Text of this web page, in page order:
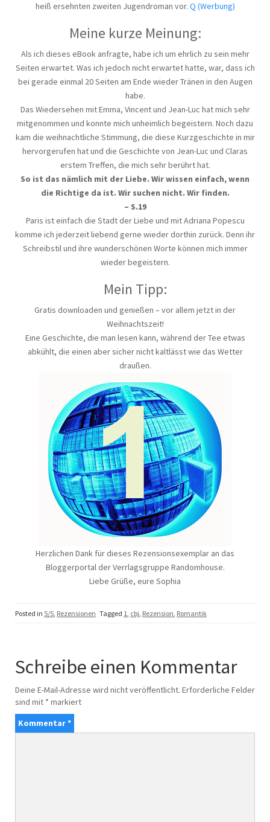
heiß ersehnten zweiten Jugendroman vor. Q (Werbung)
Meine kurze Meinung:
Als ich dieses eBook anfragte, habe ich um ehrlich zu sein mehr
Seiten erwartet. Was ich jedoch nicht erwartet hatte, war, dass ich
bei gerade einmal 20 Seiten am Ende wieder Tränen in den Augen
habe.
Das Wiedersehen mit Emma, Vincent und Jean-Luc hat mich sehr
mitgenommen und konnte mich unheimlich begeistern. Noch dazu
kam die weihnachtliche Stimmung, die diese Kurzgeschichte in mir
hervorgerufen hat und die Geschichte von Jean-Luc und Claras
erstem Treffen, die mich sehr berührt hat.
So ist das nämlich mit der Liebe. Wir wissen einfach, wenn
die Richtige da ist. Wir suchen nicht. Wir finden.
– S.19
Paris ist einfach die Stadt der Liebe und mit Adriana Popescu
komme ich jederzeit liebend gerne wieder dorthin zurück. Denn ihr
Schreibstil und ihre wunderschönen Worte können mich immer
wieder begeistern.
Mein Tipp:
Gratis downloaden und genießen – vor allem jetzt in der
Weihnachtszeit!
Eine Geschichte, die man lesen kann, während der Tee etwas
abkühlt, die einen aber sicher nicht kaltlässt wie das Wetter
draußen.
Herzlichen Dank für dieses Rezensionsexemplar an das
Bloggerportal der Verrlagsgruppe Randomhouse.
Liebe Grüße, eure Sophia
Posted in 5/5, Rezensionen Tagged 1, cbj, Rezension, Romantik
Schreibe einen Kommentar
Deine E-Mail-Adresse wird nicht veröffentlicht. Erforderliche Felder
sind mit * markiert
Kommentar*